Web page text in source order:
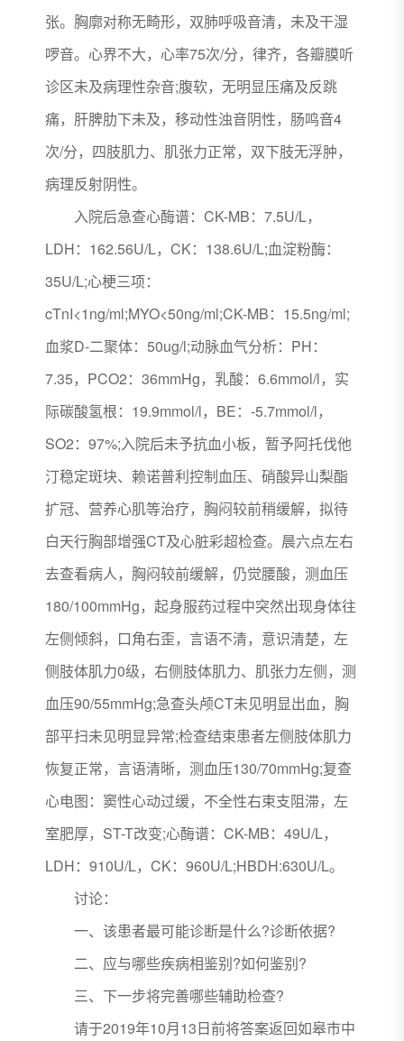
张。胸廓对称无畸形，双肺呼吸音清，未及干湿
啰音。心界不大，心率75次/分，律齐，各瓣膜听
诊区未及病理性杂音;腹软，无明显压痛及反跳
痛，肝脾肋下未及，移动性浊音阴性，肠鸣音4
次/分，四肢肌力、肌张力正常，双下肢无浮肿，
病理反射阴性。
入院后急查心酶谱：CK-MB：7.5U/L，
LDH：162.56U/L，CK：138.6U/L;血淀粉酶：
35U/L;心梗三项：
cTnI<1ng/ml;MYO<50ng/ml;CK-MB：15.5ng/ml;
血浆D-二聚体：50ug/l;动脉血气分析：PH：
7.35，PCO2：36mmHg，乳酸：6.6mmol/l，实
际碳酸氢根：19.9mmol/l，BE：-5.7mmol/l，
SO2：97%;入院后未予抗血小板，暂予阿托伐他
汀稳定斑块、赖诺普利控制血压、硝酸异山梨酯
扩冠、营养心肌等治疗，胸闷较前稍缓解，拟待
白天行胸部增强CT及心脏彩超检查。晨六点左右
去查看病人，胸闷较前缓解，仍觉腰酸，测血压
180/100mmHg，起身服药过程中突然出现身体往
左侧倾斜，口角右歪，言语不清，意识清楚，左
侧肢体肌力0级，右侧肢体肌力、肌张力左侧，测
血压90/55mmHg;急查头颅CT未见明显出血，胸
部平扫未见明显异常;检查结束患者左侧肢体肌力
恢复正常，言语清晰，测血压130/70mmHg;复查
心电图：窦性心动过缓，不全性右束支阻滞，左
室肥厚，ST-T改变;心酶谱：CK-MB：49U/L，
LDH：910U/L，CK：960U/L;HBDH:630U/L。
讨论：
一、该患者最可能诊断是什么?诊断依据?
二、应与哪些疾病相鉴别?如何鉴别?
三、下一步将完善哪些辅助检查?
请于2019年10月13日前将答案返回如皋市中